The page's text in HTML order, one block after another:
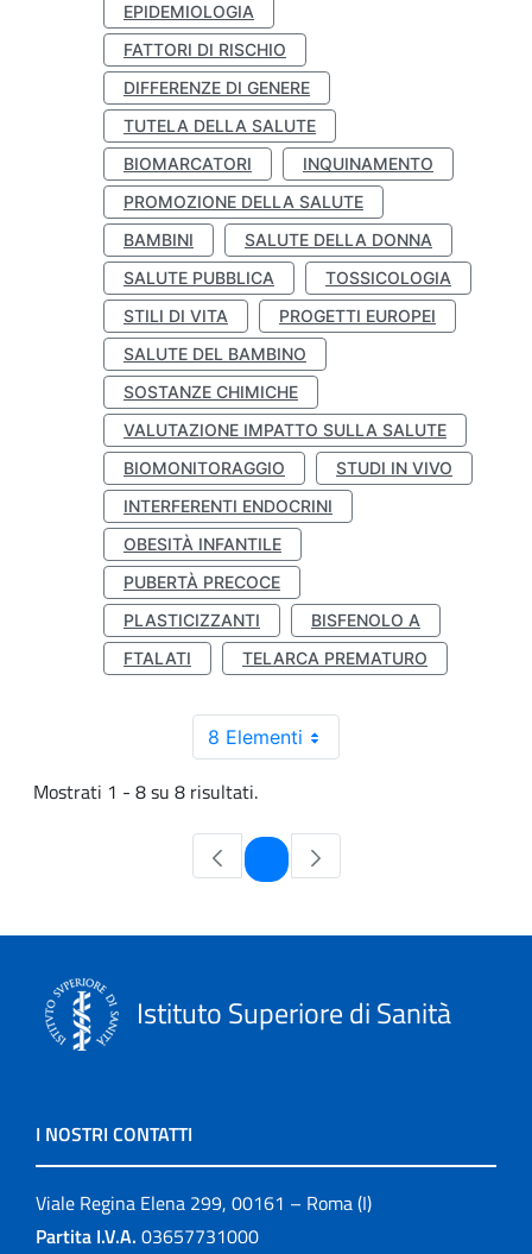
EPIDEMIOLOGIA
FATTORI DI RISCHIO
DIFFERENZE DI GENERE
TUTELA DELLA SALUTE
BIOMARCATORI
INQUINAMENTO
PROMOZIONE DELLA SALUTE
BAMBINI
SALUTE DELLA DONNA
SALUTE PUBBLICA
TOSSICOLOGIA
STILI DI VITA
PROGETTI EUROPEI
SALUTE DEL BAMBINO
SOSTANZE CHIMICHE
VALUTAZIONE IMPATTO SULLA SALUTE
BIOMONITORAGGIO
STUDI IN VIVO
INTERFERENTI ENDOCRINI
OBESITÀ INFANTILE
PUBERTÀ PRECOCE
PLASTICIZZANTI
BISFENOLO A
FTALATI
TELARCA PREMATURO
8 Elementi
Mostrati 1 - 8 su 8 risultati.
Pagina
Istituto Superiore di Sanità
I NOSTRI CONTATTI
Viale Regina Elena 299, 00161 – Roma (I)
Partita I.V.A. 03657731000